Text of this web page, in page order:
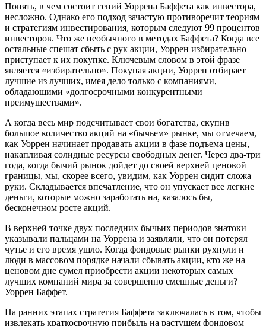
Понять, в чем состоит гений Уоррена Баффета как инвестора,
несложно. Однако его подход зачастую противоречит теориям
и стратегиям инвестирования, которым следуют 99 процентов
инвесторов. Что же необычного в методах Баффета? Когда все
остальные спешат сбыть с рук акции, Уоррен избирательно
приступает к их покупке. Ключевым словом в этой фразе
является «избирательно». Покупая акции, Уоррен отбирает
лучшие из лучших, имея дело только с компаниями,
обладающими «долгосрочными конкурентными
преимуществами».
А когда весь мир подсчитывает свои богатства, скупив
большое количество акций на «бычьем» рынке, мы отмечаем,
как Уоррен начинает продавать акции в фазе подъема цены,
накапливая солидные ресурсы свободных денег. Через два-три
года, когда бычий рынок дойдет до своей верхней ценовой
границы, мы, скорее всего, увидим, как Уоррен сидит сложа
руки. Складывается впечатление, что он упускает все легкие
деньги, которые можно заработать на, казалось бы,
бесконечном росте акций.
В верхней точке двух последних бычьих периодов знатоки
указывали пальцами на Уоррена и заявляли, что он потерял
чутье и его время ушло. Когда фондовые рынки рухнули и
люди в массовом порядке начали сбывать акции, кто же на
ценовом дне сумел приобрести акции некоторых самых
лучших компаний мира за совершенно смешные деньги?
Уоррен Баффет.
На ранних этапах стратегия Баффета заключалась в том, чтобы
извлекать краткосрочную прибыль на растущем фондовом